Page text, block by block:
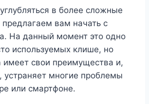
в более сложные
вам начать с
На данный момент это одно
используемых клише, но
имеет свои преимущества и,
устраняет многие проблемы
или смартфоне.